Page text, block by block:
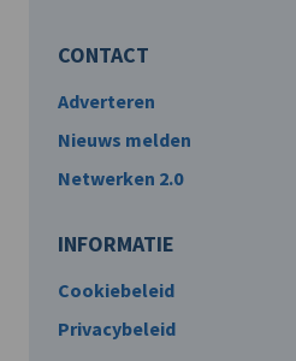
CONTACT
Adverteren
Nieuws melden
Netwerken 2.0
INFORMATIE
Cookiebeleid
Privacybeleid